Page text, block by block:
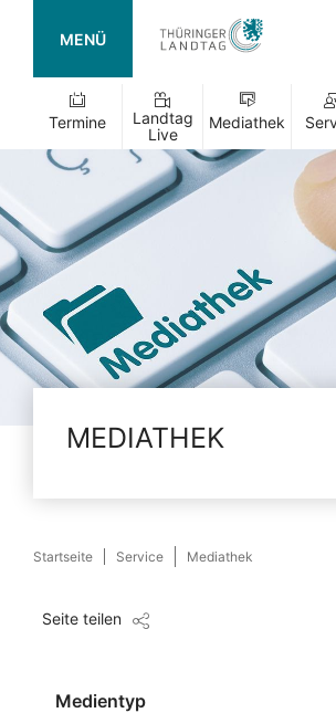
MENÜ
Termine
Landtag
Live
Mediathek
MEDIATHEK
Startseite Service Mediathek
Seite teilen
Medientyp